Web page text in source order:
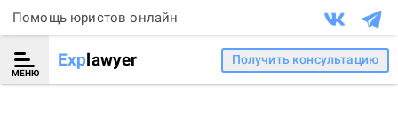
Помощь юристов онлайн
МЕНЮ
Explawyer Получить консультацию